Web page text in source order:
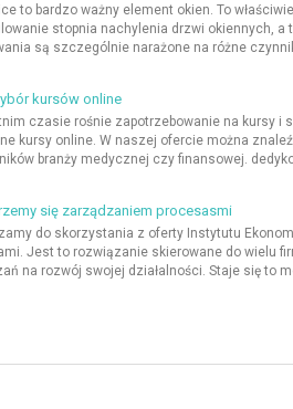
to bardzo ważny element okien. To
stopnia nachylenia drzwi okiennych, a
są szczególnie narażone na różne
kursów online
czasie rośnie zapotrzebowanie na kursy i
kursy online. W naszej ofercie można
branży medycznej czy finansowej.
się zarządzaniem procesasmi
do skorzystania z oferty Instytutu
Jest to rozwiązanie skierowane do wielu
na rozwój swojej działalności. Staje się to